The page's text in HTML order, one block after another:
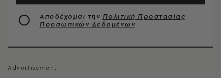
Αποδέχομαι την Πολιτική Προστασίας
Προσωπικών Δεδομένων